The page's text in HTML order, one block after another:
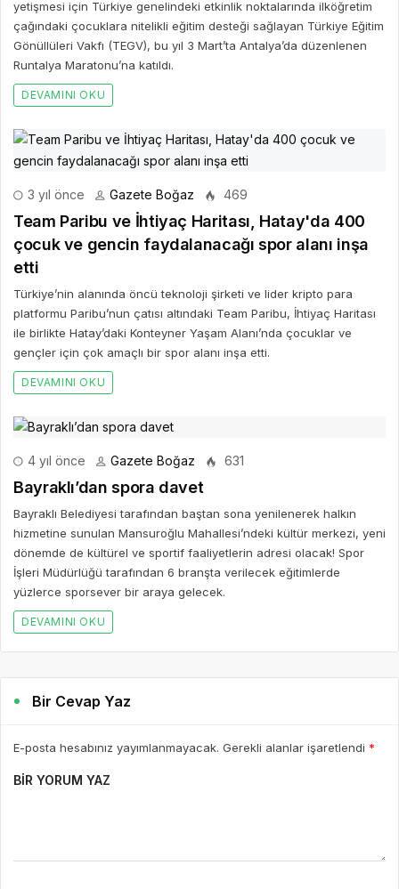
yetişmesi için Türkiye genelindeki etkinlik noktalarında ilköğretim
çağındaki çocuklara nitelikli eğitim desteği sağlayan Türkiye Eğitim
Gönüllüleri Vakfı (TEGV), bu yıl 3 Mart’ta Antalya’da düzenlenen
Runtalya Maratonu’na katıldı.
DEVAMINI OKU
3 yıl önce Gazete Boğaz 469
Team Paribu ve İhtiyaç Haritası, Hatay'da 400
çocuk ve gencin faydalanacağı spor alanı inşa
etti
Türkiye’nin alanında öncü teknoloji şirketi ve lider kripto para
platformu Paribu’nun çatısı altındaki Team Paribu, İhtiyaç Haritası
ile birlikte Hatay’daki Konteyner Yaşam Alanı’nda çocuklar ve
gençler için çok amaçlı bir spor alanı inşa etti.
DEVAMINI OKU
4 yıl önce Gazete Boğaz 631
Bayraklı’dan spora davet
Bayraklı Belediyesi tarafından baştan sona yenilenerek halkın
hizmetine sunulan Mansuroğlu Mahallesi’ndeki kültür merkezi, yeni
dönemde de kültürel ve sportif faaliyetlerin adresi olacak! Spor
İşleri Müdürlüğü tarafından 6 branşta verilecek eğitimlerde
yüzlerce sporsever bir araya gelecek.
DEVAMINI OKU
Bir Cevap Yaz
E-posta hesabınız yayımlanmayacak. Gerekli alanlar işaretlendi *
BIR YORUM YAZ